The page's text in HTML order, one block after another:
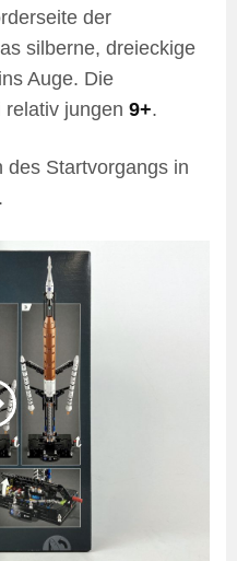
der
silberne, dreieckige
Auge. Die
jungen 9+.
des Startvorgangs in